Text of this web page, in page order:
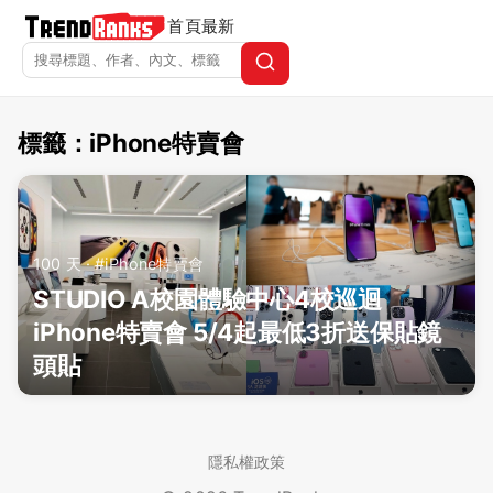
首頁最新
TrendRanks - 標籤 iPhone特
標籤：iPhone特賣會
100 天 · #iPhone特賣會
STUDIO A校園體驗中心4校巡迴
iPhone特賣會 5/4起最低3折送保貼鏡
頭貼
隱私權政策